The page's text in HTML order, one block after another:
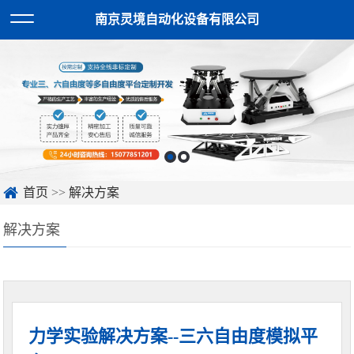
南京灵境自动化设备有限公司
首页 >>解决方案
解决方案
力学实验解决方案--三六自由度模拟平